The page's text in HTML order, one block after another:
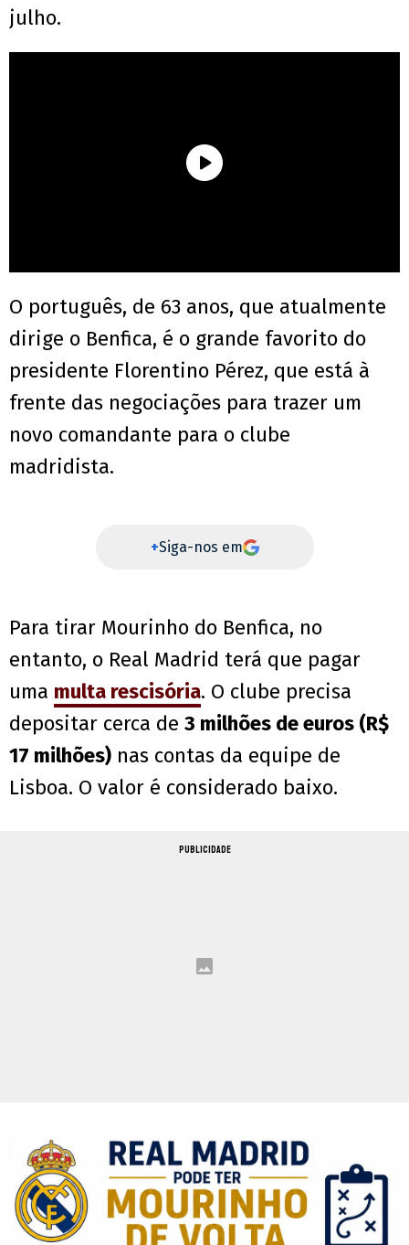
julho.
O português, de 63 anos, que atualmente
dirige o Benfica, é o grande favorito do
presidente Florentino Pérez, que está à
frente das negociações para trazer um
novo comandante para o clube
madridista.
+Siga-nos em
Para tirar Mourinho do Benfica, no
entanto, o Real Madrid terá que pagar
uma multa rescisória. O clube precisa
depositar cerca de 3 milhões de euros (R$
17 milhões) nas contas da equipe de
Lisboa. O valor é considerado baixo.
PUBLICIDADE